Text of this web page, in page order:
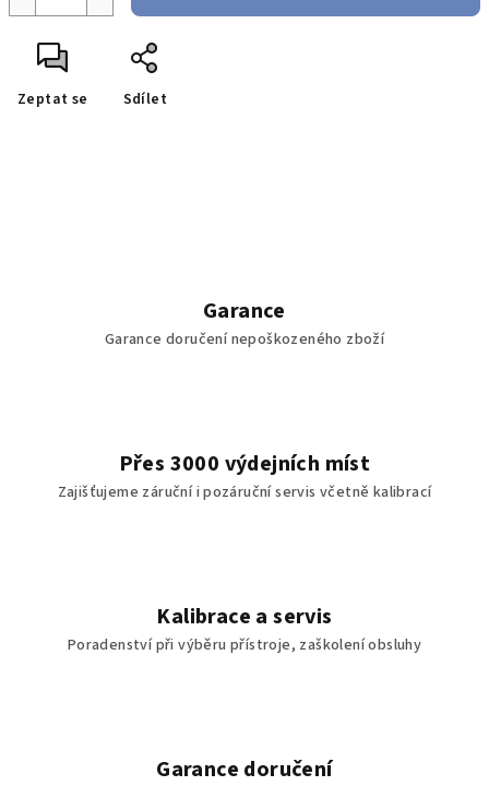
Zeptat se Sdílet
Garance
Garance doručení nepoškozeného zboží
Přes 3000 výdejních míst
Zajišťujeme záruční i pozáruční servis včetně kalibrací
Kalibrace a servis
Poradenství při výběru přístroje, zaškolení obsluhy
Garance doručení